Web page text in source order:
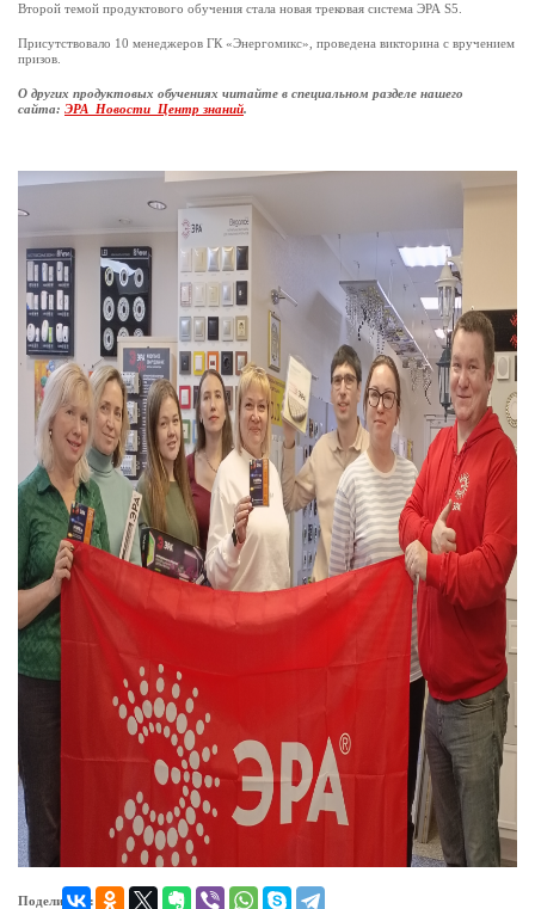
Второй темой продуктового обучения стала новая трековая система ЭРА S5.
Присутствовало 10 менеджеров ГК «Энергомикс», проведена викторина с вручением
призов.
О других продуктовых обучениях читайте в специальном разделе нашего
сайта: ЭРА_Новости_Центр знаний.
Поделиться: